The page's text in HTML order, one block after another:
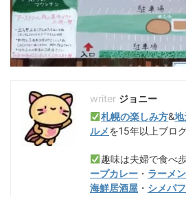
ジョニー
札幌の楽しみ方&
ルメを15年以上ブロ
趣味は夫婦で食べ
ープカレー ・ ラーメン
海鮮居酒屋 ・ シメパ